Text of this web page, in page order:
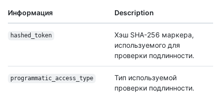
Информация Description
hashed_token
Хэш SHA-256 маркера,
используемого для
проверки подлинности.
programmatic_ access_type
Тип используемой
проверки подлинности.